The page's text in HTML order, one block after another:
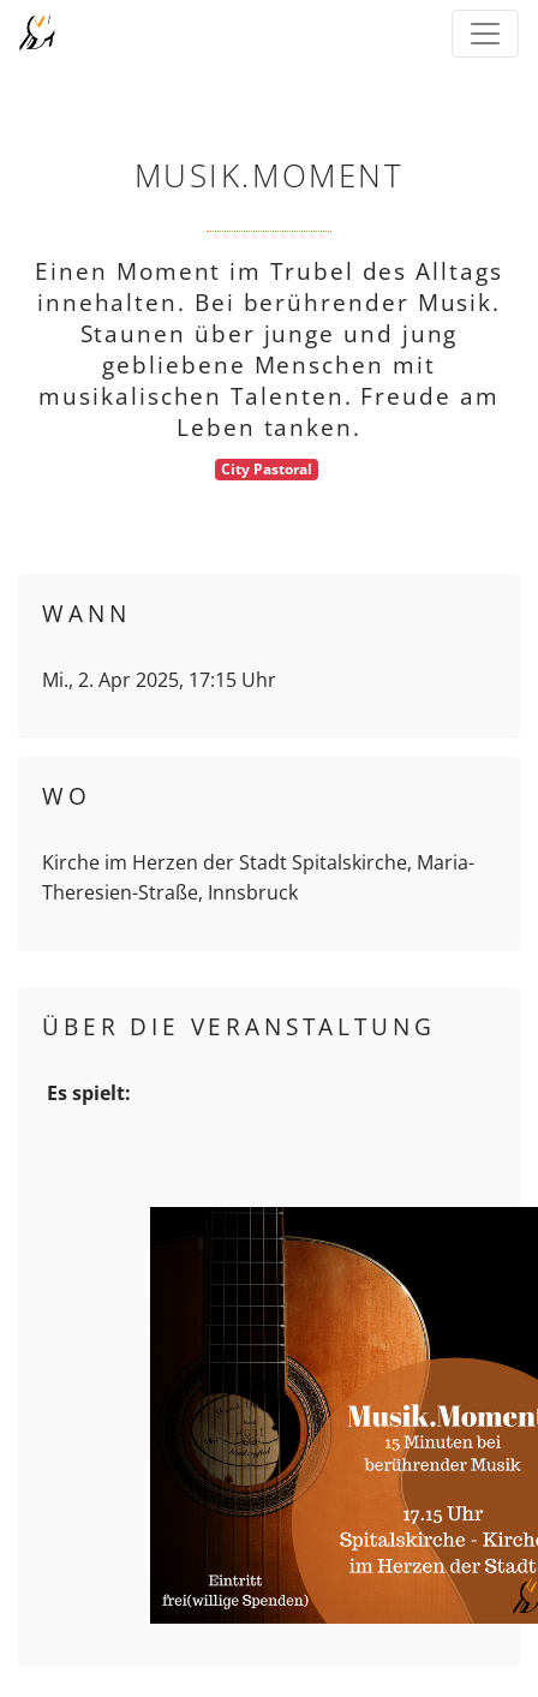
MUSIK.MOMENT
Einen Moment im Trubel des Alltags
innehalten. Bei berührender Musik.
Staunen über junge und jung
gebliebene Menschen mit
musikalischen Talenten. Freude am
Leben tanken.
City Pastoral
WANN
Mi., 2. Apr 2025, 17:15 Uhr
WO
Kirche im Herzen der Stadt Spitalskirche, Maria-
Theresien-Straße, Innsbruck
ÜBER DIE VERANSTALTUNG
Es spielt: